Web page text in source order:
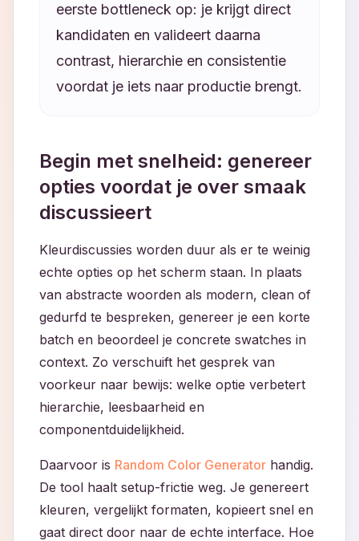
eerste bottleneck op: je krijgt direct
kandidaten en valideert daarna
contrast, hierarchie en consistentie
voordat je iets naar productie brengt.
Begin met snelheid: genereer
opties voordat je over smaak
discussieert
Kleurdiscussies worden duur als er te weinig
echte opties op het scherm staan. In plaats
van abstracte woorden als modern, clean of
gedurfd te bespreken, genereer je een korte
batch en beoordeel je concrete swatches in
context. Zo verschuift het gesprek van
voorkeur naar bewijs: welke optie verbetert
hierarchie, leesbaarheid en
componentduidelijkheid.
Daarvoor is Random Color Generator handig.
De tool haalt setup-frictie weg. Je genereert
kleuren, vergelijkt formaten, kopieert snel en
gaat direct door naar de echte interface. Hoe